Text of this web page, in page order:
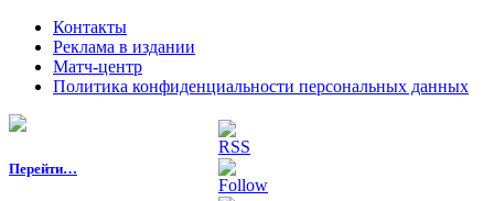
Контакты
Реклама в издании
Матч-центр
Политика конфиденциальности персональных данных
Перейти…